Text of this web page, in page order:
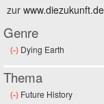
zur
Genre
(-) Remove Dying Earth
Dying Earth
Thema
(-) Remove Future
Future History